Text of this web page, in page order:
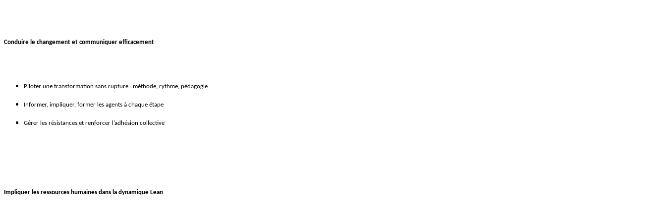
Conduire le changement et communiquer efficacement
Piloter une transformation sans rupture : méthode, rythme, pédagogie
Informer, impliquer, former les agents à chaque étape
Gérer les résistances et renforcer l’adhésion collective
Impliquer les ressources humaines dans la dynamique Lean